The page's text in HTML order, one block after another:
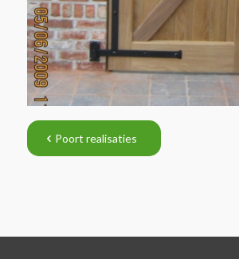
Poort realisaties